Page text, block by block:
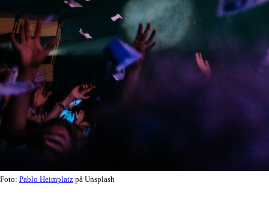
Foto: Pablo Heimplatz på Unsplash